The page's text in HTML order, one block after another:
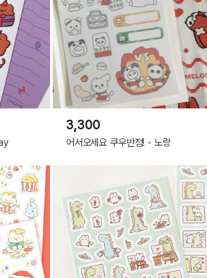
3,300
어서오세요 쿠우반점! - 노랑